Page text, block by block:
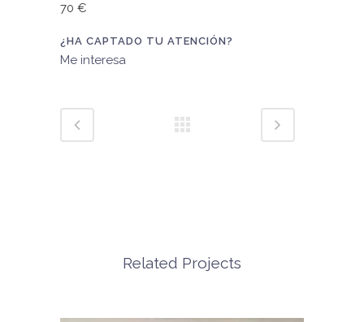
70 €
¿HA CAPTADO TU ATENCIÓN?
Me interesa
Related Projects